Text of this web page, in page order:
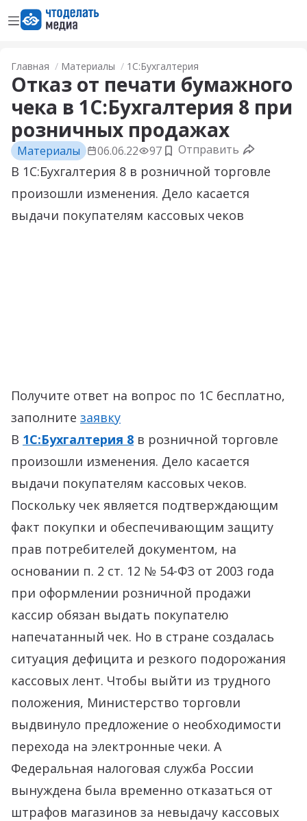
Открыть менюПерейти на главную страницу
Главная Материалы 1С:Бухгалтерия
Отказ от печати бумажного
чека в 1С:Бухгалтерия 8 при
розничных продажах
Материалы 06.06.22 97 Добавить в закладки
Отправить
В 1С:Бухгалтерия 8 в розничной торговле
произошли изменения. Дело касается
выдачи покупателям кассовых чеков
Получите ответ на вопрос по 1С бесплатно,
заполните заявку
В 1С:Бухгалтерия 8 в розничной торговле
произошли изменения. Дело касается
выдачи покупателям кассовых чеков.
Поскольку чек является подтверждающим
факт покупки и обеспечивающим защиту
прав потребителей документом, на
основании п. 2 ст. 12 № 54-ФЗ от 2003 года
при оформлении розничной продажи
кассир обязан выдать покупателю
напечатанный чек. Но в стране создалась
ситуация дефицита и резкого подорожания
кассовых лент. Чтобы выйти из трудного
положения, Министерство торговли
выдвинуло предложение о необходимости
перехода на электронные чеки. А
Федеральная налоговая служба России
вынуждена была временно отказаться от
штрафов магазинов за невыдачу кассовых